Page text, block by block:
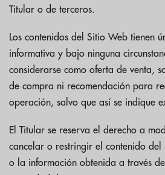
Titular o de terceros.
Los contenidos del Sitio Web tienen
informativa y bajo ninguna
considerarse como oferta de venta,
de compra ni recomendación para
operación, salvo que así se indique
El Titular se reserva el derecho a
cancelar o restringir el contenido del
o la información obtenida a través